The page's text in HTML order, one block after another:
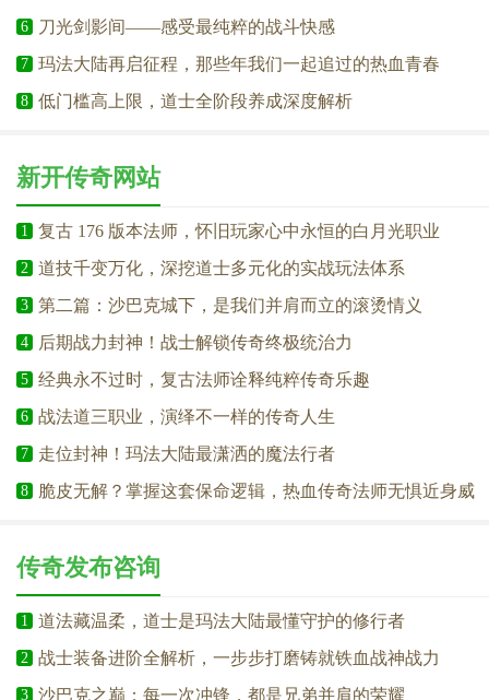
6 刀光剑影间——感受最纯粹的战斗快感
7 玛法大陆再启征程，那些年我们一起追过的热血青春
8 低门槛高上限，道士全阶段养成深度解析
新开传奇网站
1 复古 176 版本法师，怀旧玩家心中永恒的白月光职业
2 道技千变万化，深挖道士多元化的实战玩法体系
3 第二篇：沙巴克城下，是我们并肩而立的滚烫情义
4 后期战力封神！战士解锁传奇终极统治力
5 经典永不过时，复古法师诠释纯粹传奇乐趣
6 战法道三职业，演绎不一样的传奇人生
7 走位封神！玛法大陆最潇洒的魔法行者
8
脆皮无解？掌握这套保命逻辑，热血传奇法师无惧近身威
传奇发布咨询
1 道法藏温柔，道士是玛法大陆最懂守护的修行者
2 战士装备进阶全解析，一步步打磨铸就铁血战神战力
3 沙巴克之巅：每一次冲锋，都是兄弟并肩的荣耀